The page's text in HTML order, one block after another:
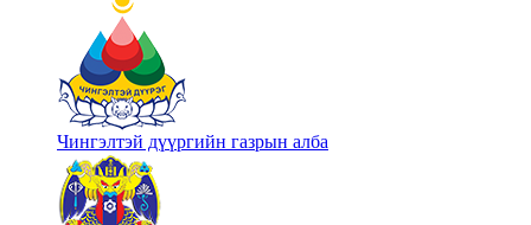
Чингэлтэй дүүргийн газрын алба